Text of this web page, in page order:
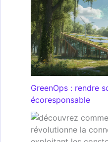
GreenOps : rendre
écoresponsable